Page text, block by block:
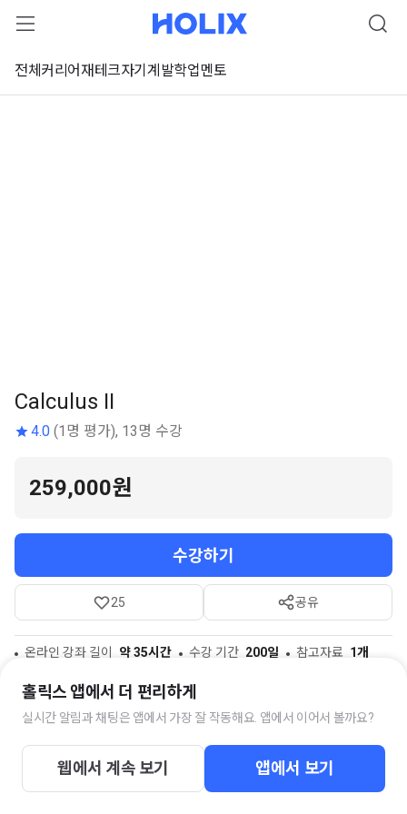
전체 커리어재테크자기계발학업멘토
좌 미리보기
Calculus II
4.0 (1명 평가), 13명 수강
259,000원
수강하기
25 공유
온라인 강좌 길이 약 35시간 수강 기간 200일 참고자료 1개
<재우스쿨> 코스 질문답변방
60명의 멤버가 함께하고 있습니다.
홀릭스 앱에서 더 편리하게
실시간 알림과 채팅은 앱에서 가장 잘 작동해요. 앱에서 이어서 볼까요?
웹에서 계속 보기 앱에서 보기